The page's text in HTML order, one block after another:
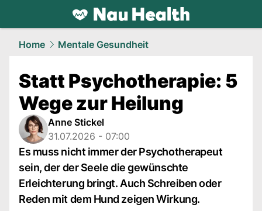
health.NAU.ch
Home Mentale Gesundheit
Statt Psychotherapie: 5
Wege zur Heilung
Anne Stickel
31.07.2026 - 07:00
Es muss nicht immer der Psychotherapeut
sein, der der Seele die gewünschte
Erleichterung bringt. Auch Schreiben oder
Reden mit dem Hund zeigen Wirkung.